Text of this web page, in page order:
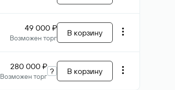
49 000 ₽
Возможен торг
В корзину
280 000 ₽
Возможен торг
? В корзину